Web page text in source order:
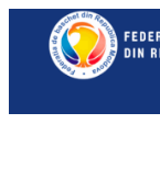
Перейти
содержимому